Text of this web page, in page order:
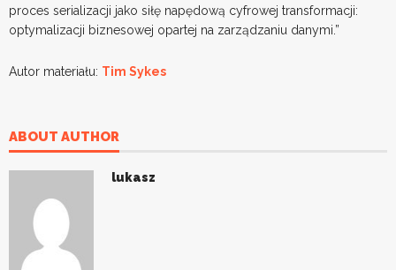
proces serializacji jako siłę napędową cyfrowej transformacji:
optymalizacji biznesowej opartej na zarządzaniu danymi.”
Autor materiału: Tim Sykes
ABOUT AUTHOR
lukasz